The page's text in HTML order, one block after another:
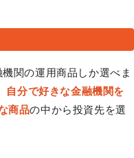
関の運用商品しか選べま
自分で好きな金融機関を
商品の中から投資先を選